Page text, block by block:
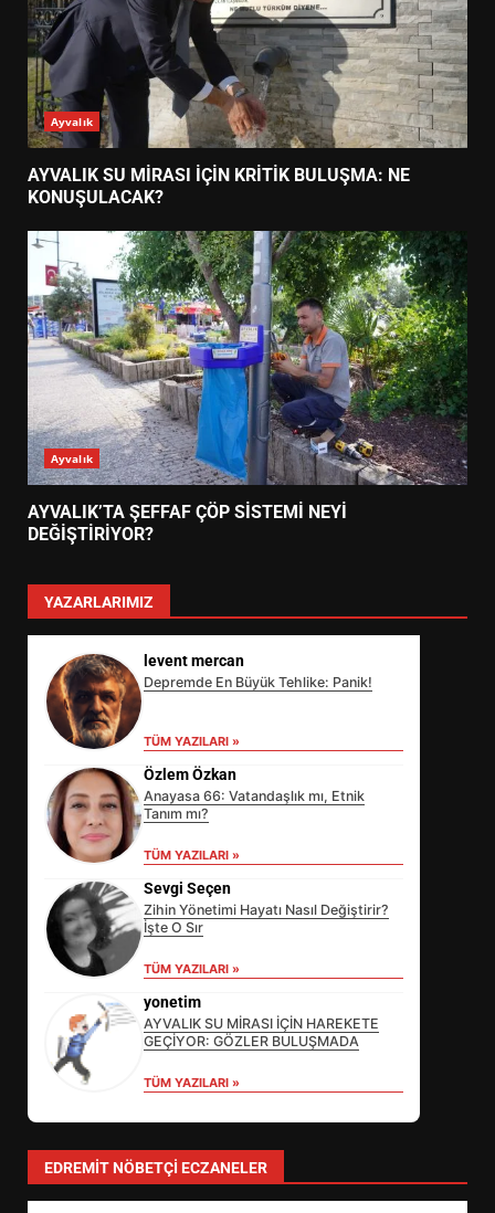
Ayvalık
AYVALIK SU MİRASI İÇİN KRİTİK BULUŞMA: NE
KONUŞULACAK?
Ayvalık
AYVALIK’TA ŞEFFAF ÇÖP SİSTEMİ NEYİ
DEĞİŞTİRİYOR?
YAZARLARIMIZ
levent mercan
Depremde En Büyük Tehlike: Panik!
TÜM YAZILARI »
Özlem Özkan
Anayasa 66: Vatandaşlık mı, Etnik
Tanım mı?
TÜM YAZILARI »
Sevgi Seçen
Zihin Yönetimi Hayatı Nasıl Değiştirir?
İşte O Sır
TÜM YAZILARI »
yonetim
AYVALIK SU MİRASI İÇİN HAREKETE
GEÇİYOR: GÖZLER BULUŞMADA
TÜM YAZILARI »
EDREMIT NÖBETÇI ECZANELER
EİB’DE KRİTİK ATAMA:
SÜRDÜRÜLEBİLİRLİKTE NE
DEĞİŞECEK?
4